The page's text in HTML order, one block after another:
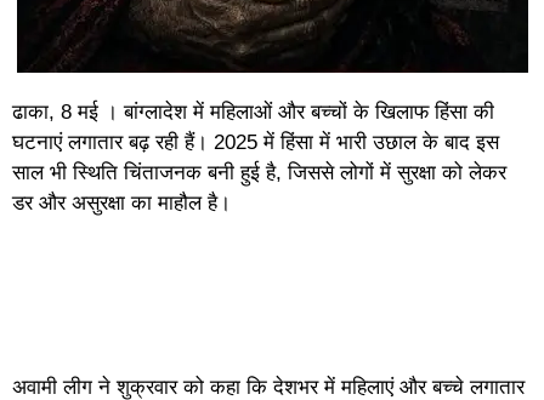
ढाका, 8 मई । बांग्लादेश में महिलाओं और बच्चों के खिलाफ हिंसा की
घटनाएं लगातार बढ़ रही हैं। 2025 में हिंसा में भारी उछाल के बाद इस
साल भी स्थिति चिंताजनक बनी हुई है, जिससे लोगों में सुरक्षा को लेकर
डर और असुरक्षा का माहौल है।
अवामी लीग ने शुक्रवार को कहा कि देशभर में महिलाएं और बच्चे लगातार